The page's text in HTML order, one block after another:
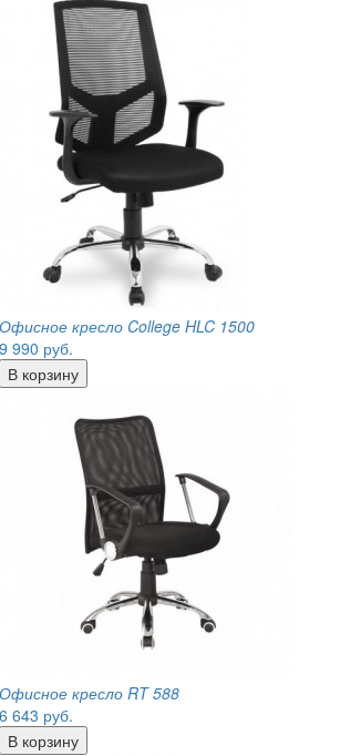
Офисное кресло College HLC 1500
9 990 руб.
Офисное кресло RT 588
6 643 руб.